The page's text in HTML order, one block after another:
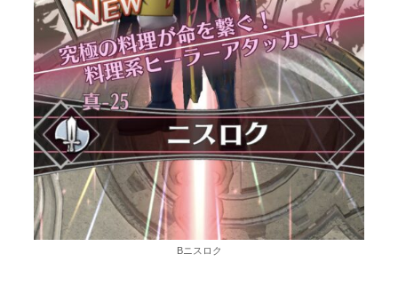
Bニスロク